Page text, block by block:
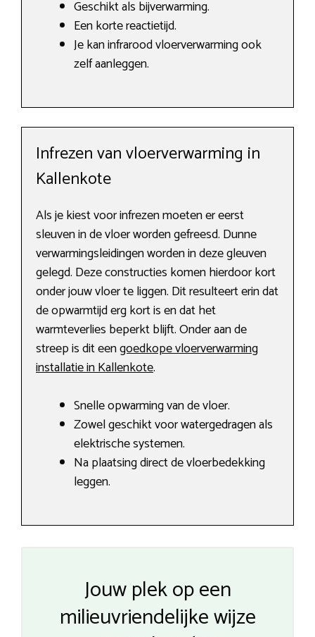
Geschikt als bijverwarming.
Een korte reactietijd.
Je kan infrarood vloerverwarming ook
zelf aanleggen.
Infrezen van vloerverwarming in
Kallenkote
Als je kiest voor infrezen moeten er eerst
sleuven in de vloer worden gefreesd. Dunne
verwarmingsleidingen worden in deze gleuven
gelegd. Deze constructies komen hierdoor kort
onder jouw vloer te liggen. Dit resulteert erin dat
de opwarmtijd erg kort is en dat het
warmteverlies beperkt blijft. Onder aan de
streep is dit eengoedkope vloerverwarming
installatie in Kallenkote.
Snelle opwarming van de vloer.
Zowel geschikt voor watergedragen als
elektrische systemen.
Na plaatsing direct de vloerbedekking
leggen.
Jouw plek op een
milieuvriendelijke wijze